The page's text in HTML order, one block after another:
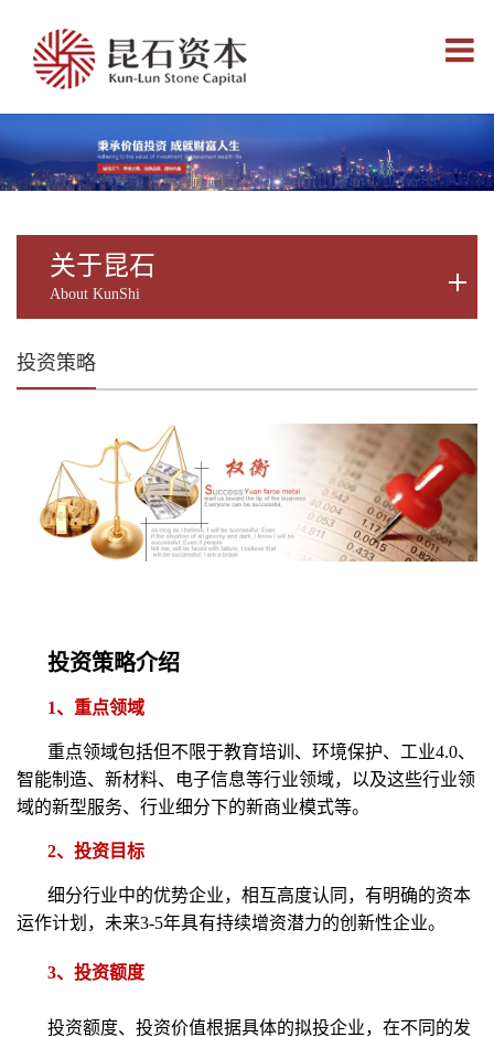
Toggle
关于昆石
About KunShi
投资策略
投资策略介绍
1、重点领域
重点领域包括但不限于教育培训、环境保护、工业4.0、
智能制造、新材料、电子信息等行业领域，以及这些行业领
域的新型服务、行业细分下的新商业模式等。
2、投资目标
细分行业中的优势企业，相互高度认同，有明确的资本
运作计划，未来3-5年具有持续增资潜力的创新性企业。
3、投资额度
投资额度、投资价值根据具体的拟投企业，在不同的发